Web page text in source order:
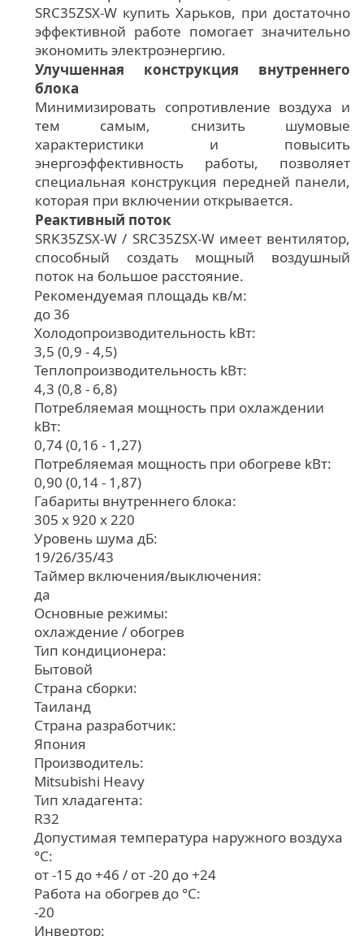
SRC35ZSX-W купить Харьков, при достаточно
эффективной работе помогает значительно
экономить электроэнергию.
Улучшенная конструкция внутреннего
блока
Минимизировать сопротивление воздуха и
тем самым, снизить шумовые
характеристики и повысить
энергоэффективность работы, позволяет
специальная конструкция передней панели,
которая при включении открывается.
Реактивный поток
SRK35ZSX-W / SRC35ZSX-W имеет вентилятор,
способный создать мощный воздушный
поток на большое расстояние.
Рекомендуемая площадь кв/м:
до 36
Холодопроизводительность kВт:
3,5 (0,9 - 4,5)
Теплопроизводительность kВт:
4,3 (0,8 - 6,8)
Потребляемая мощность при охлаждении
kВт:
0,74 (0,16 - 1,27)
Потребляемая мощность при обогреве kВт:
0,90 (0,14 - 1,87)
Габариты внутреннего блока:
305 x 920 x 220
Уровень шума дБ:
19/26/35/43
Таймер включения/выключения:
да
Основные режимы:
охлаждение / обогрев
Тип кондиционера:
Бытовой
Страна сборки:
Таиланд
Страна разработчик:
Япония
Производитель:
Mitsubishi Heavy
Тип хладагента:
R32
Допустимая температура наружного воздуха
°С:
от -15 до +46 / от -20 до +24
Работа на обогрев до °С:
-20
Инвертор: